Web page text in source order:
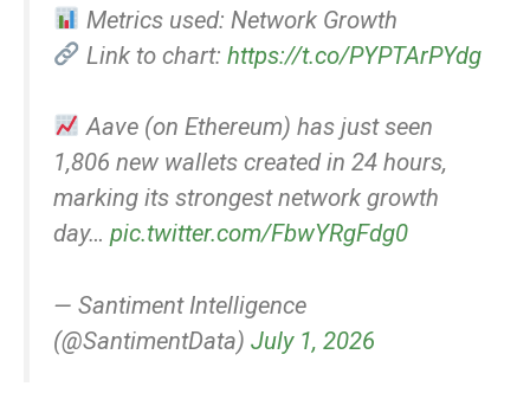
Metrics used: Network Growth
Link to chart:https://t.co/PYPTArPYdg
Aave (on Ethereum) has just seen
1,806 new wallets created in 24 hours,
marking its strongest network growth
day… pic.twitter.com/FbwYRgFdg0
— Santiment Intelligence
(@SantimentData) July 1, 2026